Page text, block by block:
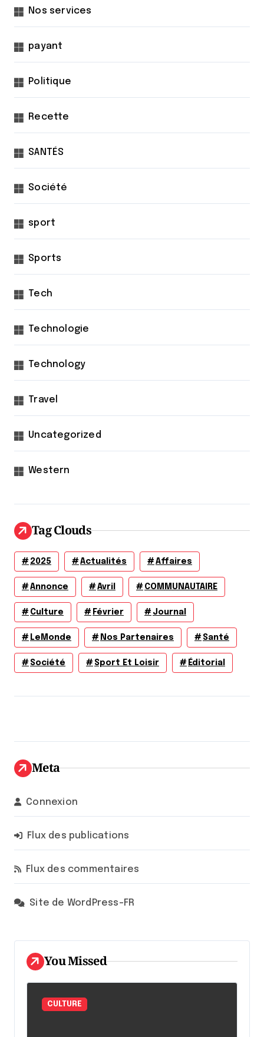
Nos services
payant
Politique
Recette
SANTÉS
Société
sport
Sports
Tech
Technologie
Technology
Travel
Uncategorized
Western
Tag Clouds
2025 Actualités Affaires
Annonce Avril COMMUNAUTAIRE
Culture Février Journal
LeMonde Nos Partenaires Santé
Société Sport Et Loisir Éditorial
Meta
Connexion
Flux des publications
Flux des commentaires
Site de WordPress-FR
You Missed
CULTURE